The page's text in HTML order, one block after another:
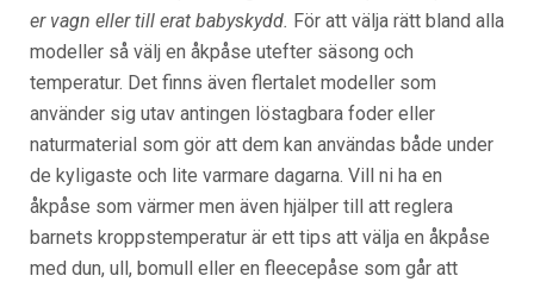
er vagn eller till erat babyskydd. För att välja rätt bland alla
modeller så välj en åkpåse utefter säsong och
temperatur. Det finns även flertalet modeller som
använder sig utav antingen löstagbara foder eller
naturmaterial som gör att dem kan användas både under
de kyligaste och lite varmare dagarna. Vill ni ha en
åkpåse som värmer men även hjälper till att reglera
barnets kroppstemperatur är ett tips att välja en åkpåse
med dun, ull, bomull eller en fleecepåse som går att